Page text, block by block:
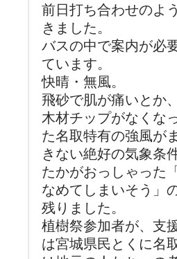
前日打ち合わせのよ
きました。
バスの中で案内が必
ています。
快晴・無風。
飛砂で肌が痛いとか
木材チップがなくな
た名取特有の強風が
きない絶好の気象条
たかがおっしゃった
なめてしまいそう」
残りました。
植樹祭参加者が、支
は宮城県民とくに名